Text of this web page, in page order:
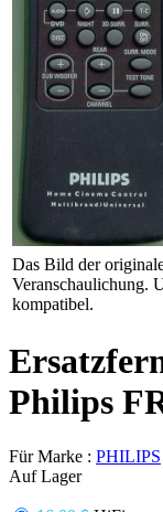
Das Bild der
Veranschaulichung.
kompatibel.
Philips
Für Marke : PHILIPS
Auf Lager